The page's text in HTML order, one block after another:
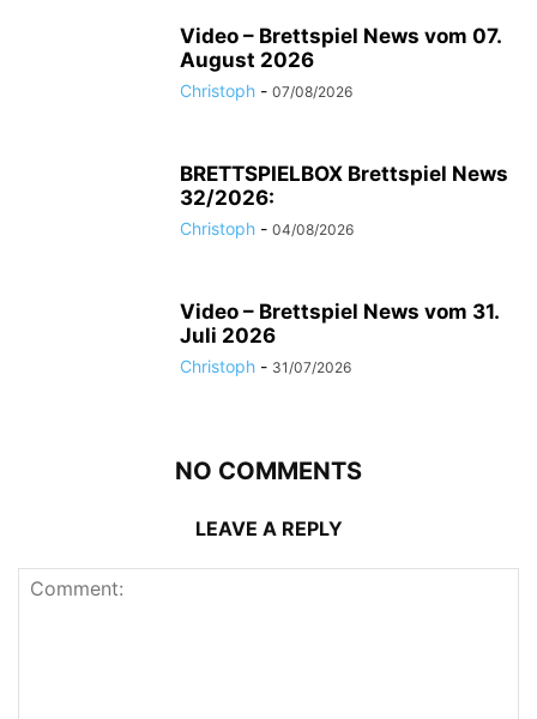
Video – Brettspiel News vom 07.
August 2026
Christoph - 07/08/2026
BRETTSPIELBOX Brettspiel News
32/2026:
Christoph - 04/08/2026
Video – Brettspiel News vom 31.
Juli 2026
Christoph - 31/07/2026
NO COMMENTS
LEAVE A REPLY